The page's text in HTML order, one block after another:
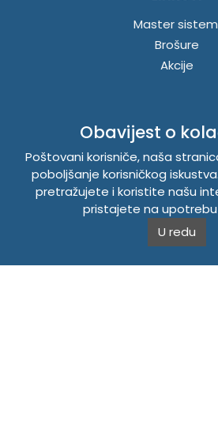
Master
Brošure
Akcije
Politika o
Uslovi
Politika
TEMPUS DOO
Obavijest o
Poštovani korisniče, naša
poboljšanje korisničkog
pretražujete i koristite našu
pristajete na upotrebu
U redu